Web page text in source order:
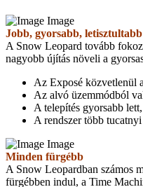
Image
Jobb, gyorsabb, letisztultabb
A Snow Leopard tovább
nagyobb újítás növeli a
Az Exposé közvetlenül
Az alvó üzemmódból
A telepítés gyorsabb
A rendszer több
Image
Minden fürgébb
A Snow Leopardban számos
fürgébben indul, a Time